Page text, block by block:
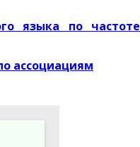
языка по частоте
ассоциациям